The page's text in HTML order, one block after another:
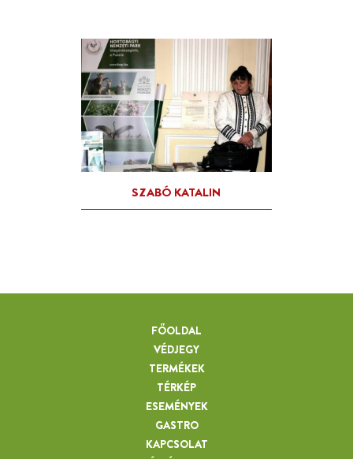
FŐOLDAL
VÉDJEGY
TERMÉKEK
TÉRKÉP
ESEMÉNYEK
GASTRO
KAPCSOLAT